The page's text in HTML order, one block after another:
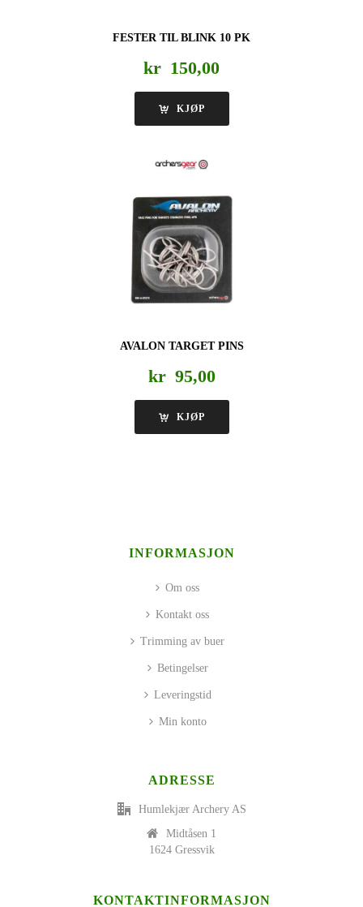
FESTER TIL BLINK 10 PK
kr 150,00
KJØP
AVALON TARGET PINS
kr 95,00
KJØP
INFORMASJON
Om oss
Kontakt oss
Trimming av buer
Betingelser
Leveringstid
Min konto
ADRESSE
Humlekjær Archery AS
Midtåsen 1
1624 Gressvik
KONTAKTINFORMASJON